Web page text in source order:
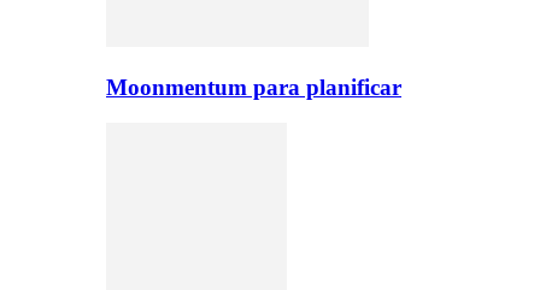
Moonmentum para planificar